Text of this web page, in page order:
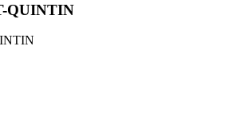
QUINTIN